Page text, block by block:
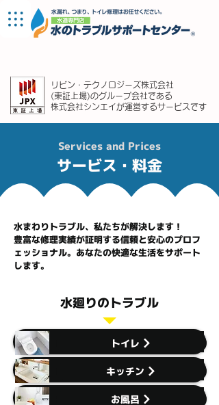
リビン・テクノロジーズ株式会社
(東証上場)のグループ会社である
株式会社シンエイが運営するサービスです
Services and Prices
サービス・料金
水まわりトラブル、私たちが解決します！
豊富な修理実績が証明する信頼と安心のプロフ
ェッショナル。あなたの快適な生活をサポート
します。
水廻りのトラブル
トイレ
キッチン
お風呂